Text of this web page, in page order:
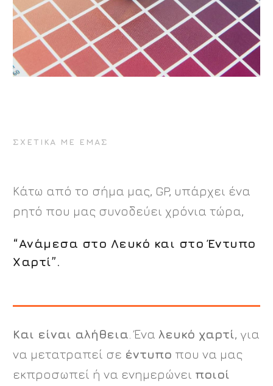
ΣΧΕΤΙΚΑ ΜΕ ΕΜΑΣ
Κάτω από το σήμα μας, GP, υπάρχει ένα
ρητό που μας συνοδεύει χρόνια τώρα,
“Ανάμεσα στο Λευκό και στο Έντυπο
Χαρτί”.
Και είναι αλήθεια . Ένα λευκό χαρτί, για
να μετατραπεί σε έντυπο που να μας
εκπροσωπεί ή να ενημερώνει ποιοί